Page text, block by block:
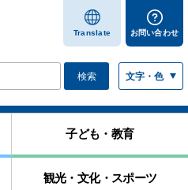
Translate お問い合わせ
検索 文字・色
子ども・教育
観光・文化・スポーツ